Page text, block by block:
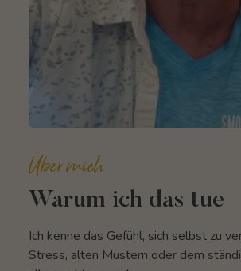
Über mich
Warum ich das tue
Ich kenne das Gefühl, sich selbst zu
Stress, alten Mustern oder dem